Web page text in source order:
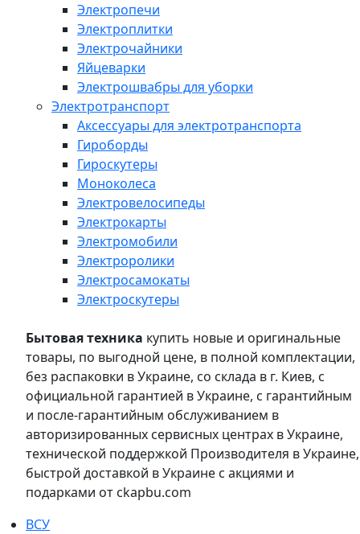
Электропечи
Электроплитки
Электрочайники
Яйцеварки
Электрошвабры для уборки
Электротранспорт
Аксессуары для электротранспорта
Гироборды
Гироскутеры
Моноколеса
Электровелосипеды
Электрокарты
Электромобили
Электроролики
Электросамокаты
Электроскутеры
Бытовая техника купить новые и оригинальные
товары, по выгодной цене, в полной комплектации,
без распаковки в Украине, со склада в г. Киев, с
официальной гарантией в Украине, с гарантийным
и после-гарантийным обслуживанием в
авторизированных сервисных центрах в Украине,
технической поддержкой Производителя в Украине,
быстрой доставкой в Украине с акциями и
подарками от ckapbu.com
ВСУ